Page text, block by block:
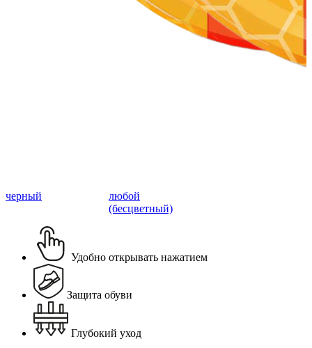
черный
любой
(бесцветный)
Удобно открывать нажатием
Защита обуви
Глубокий уход